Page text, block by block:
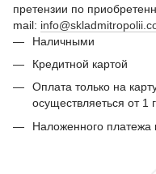
претензии по
mail:
Наличными
Кредитной картой
Оплата только на
осуществляеться от 1
Наложенного платежа